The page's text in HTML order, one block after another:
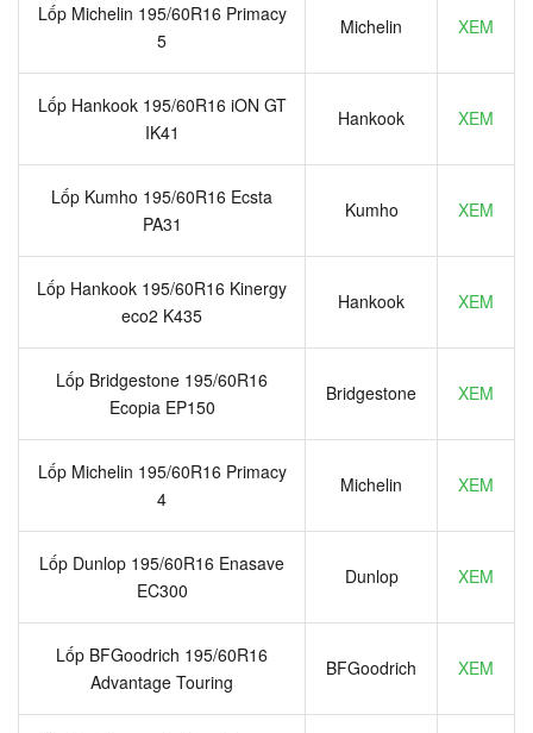
Lốp Michelin 195/60R16 Primacy
5
Michelin XEM
Lốp Hankook 195/60R16 iON GT
IK41
Hankook XEM
Lốp Kumho 195/60R16 Ecsta
PA31
Kumho XEM
Lốp Hankook 195/60R16 Kinergy
eco2 K435
Hankook XEM
Lốp Bridgestone 195/60R16
Ecopia EP150
Bridgestone XEM
Lốp Michelin 195/60R16 Primacy
4
Michelin XEM
Lốp Dunlop 195/60R16 Enasave
EC300
Dunlop XEM
Lốp BFGoodrich 195/60R16
Advantage Touring
BFGoodrich XEM